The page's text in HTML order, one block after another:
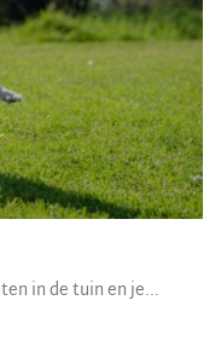
in de tuin en je...